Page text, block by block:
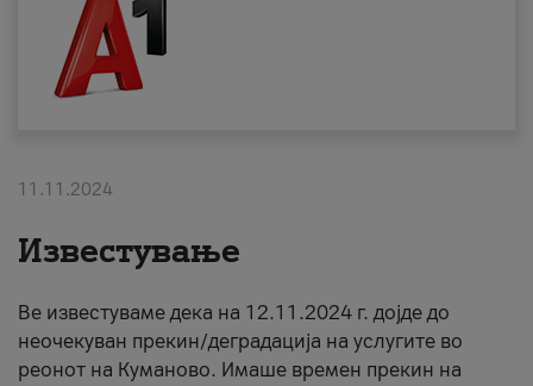
EN
Надополни кредит
Плати сметка
За нас
11.11.2024
Известување
Ве известуваме дека на 12.11.2024 г. дојде до
неочекуван прекин/деградација на услугите во
реонот на Куманово. Имаше времен прекин на